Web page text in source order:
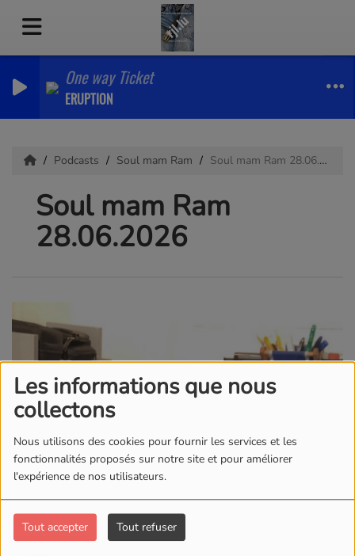
Les informations que nous
collectons
Nous utilisons des cookies pour fournir les services et les
fonctionnalités proposés sur notre site et pour améliorer
l'expérience de nos utilisateurs.
Tout accepter Tout refuser
One way Ticket
ERUPTION
Podcasts Soul mam Ram Soul mam Ram 28.06.2026
Soul mam Ram
28.06.2026